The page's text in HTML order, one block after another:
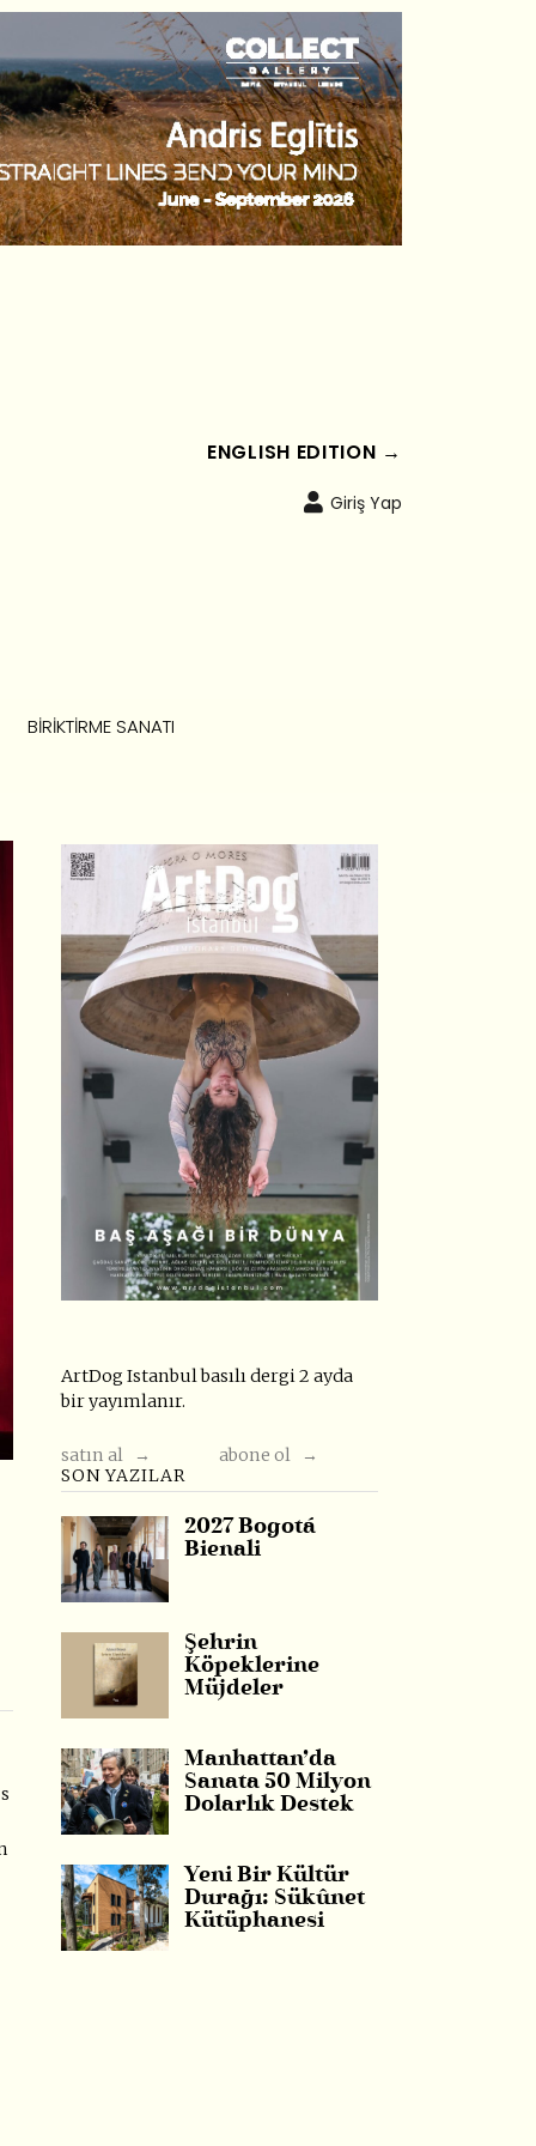
ENGLISH EDITION →
Giriş Yap
BIRIKTIRME SANATI
ArtDog Istanbul basılı dergi 2 ayda
bir yayımlanır.
satın al →
abone ol →
SON YAZILAR
2027 Bogotá
Bienali
Şehrin
Köpeklerine
Müjdeler
Manhattan’da
Sanata 50 Milyon
Dolarlık Destek
Yeni Bir Kültür
Durağı: Sükûnet
Kütüphanesi